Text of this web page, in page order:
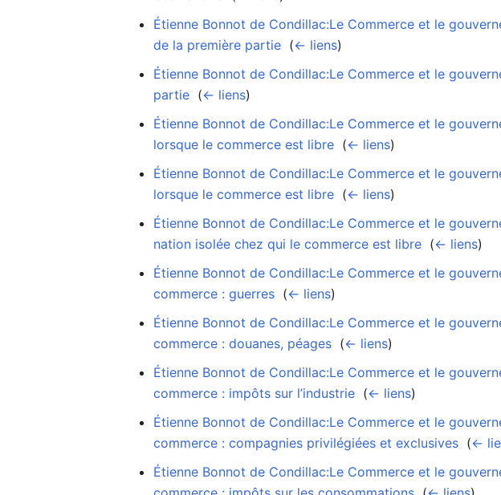
Étienne Bonnot de Condillac:Le Commerce et le
de la première partie (← liens)
Étienne Bonnot de Condillac:Le Commerce et le
partie (← liens)
Étienne Bonnot de Condillac:Le Commerce et le
lorsque le commerce est libre (← liens)
Étienne Bonnot de Condillac:Le Commerce et le
lorsque le commerce est libre (← liens)
Étienne Bonnot de Condillac:Le Commerce et le
nation isolée chez qui le commerce est libre (← liens)
Étienne Bonnot de Condillac:Le Commerce et le
commerce : guerres (← liens)
Étienne Bonnot de Condillac:Le Commerce et le
commerce : douanes, péages (← liens)
Étienne Bonnot de Condillac:Le Commerce et le
commerce : impôts sur l’industrie (← liens)
Étienne Bonnot de Condillac:Le Commerce et le
commerce : compagnies privilégiées et exclusives (←
Étienne Bonnot de Condillac:Le Commerce et le